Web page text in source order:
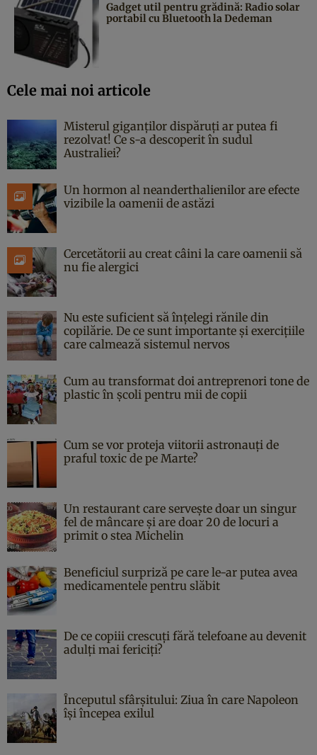
Gadget util pentru grădină: Radio solar
portabil cu Bluetooth la Dedeman
Cele mai noi articole
Misterul giganților dispăruți ar putea fi
rezolvat! Ce s-a descoperit în sudul
Australiei?
Un hormon al neanderthalienilor are efecte
vizibile la oamenii de astăzi
Cercetătorii au creat câini la care oamenii să
nu fie alergici
Nu este suficient să înțelegi rănile din
copilărie. De ce sunt importante și exercițiile
care calmează sistemul nervos
Cum au transformat doi antreprenori tone de
plastic în școli pentru mii de copii
Cum se vor proteja viitorii astronauți de
praful toxic de pe Marte?
Un restaurant care servește doar un singur
fel de mâncare și are doar 20 de locuri a
primit o stea Michelin
Beneficiul surpriză pe care le-ar putea avea
medicamentele pentru slăbit
De ce copiii crescuți fără telefoane au devenit
adulți mai fericiți?
Începutul sfârşitului: Ziua în care Napoleon
îşi începea exilul